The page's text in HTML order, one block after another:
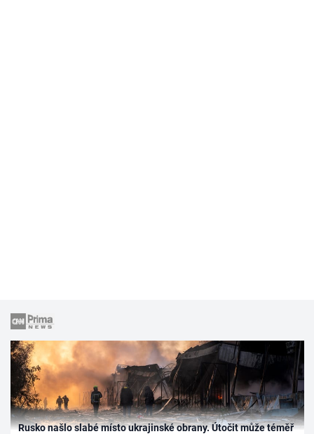
Rusko našlo slabé místo ukrajinské obrany. Útočit může téměř